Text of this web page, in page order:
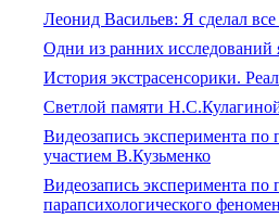
Леонид Васильев: Я сделал
Одни из ранних
История экстрасенсорики.
Светлой памяти
Видеозапись эксперимента
участием В.Кузьменко
Видеозапись эксперимента по
парапсихологического